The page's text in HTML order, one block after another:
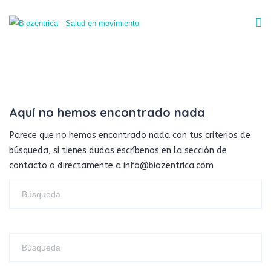
Aquí no hemos encontrado nada
Parece que no hemos encontrado nada con tus criterios de
búsqueda, si tienes dudas escríbenos en la sección de
contacto o directamente a info@biozentrica.com